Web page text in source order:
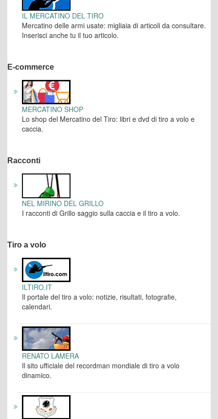
IL MERCATINO DEL TIRO
Mercatino delle armi usate: migliaia di articoli da consultare.
Inserisci anche tu il tuo articolo.
E-commerce
MERCATINO SHOP
Lo shop del Mercatino del Tiro: libri e dvd di tiro a volo e
caccia.
Racconti
NEL MIRINO DEL GRILLO
I racconti di Grillo saggio sulla caccia e il tiro a volo.
Tiro a volo
ILTIRO.IT
Il portale del tiro a volo: notizie, risultati, fotografie,
calendari.
RENATO LAMERA
Il sito ufficiale del recordman mondiale di tiro a volo
dinamico.